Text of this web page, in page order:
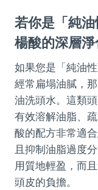
若你是「純
楊酸的深層
如果您是「純油
經常扁塌油膩，
油洗頭水。這類
有效溶解油脂、
酸的配方非常適
且抑制油脂過度
用質地輕盈，而
頭皮的負擔。